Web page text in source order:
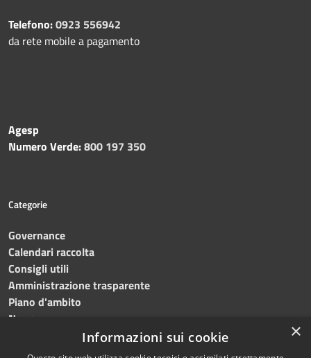
Telefono:0923 556942
da rete mobile a pagamento
Agesp
Numero Verde:800 197 350
Categorie
Governance
Calendari raccolta
Consigli utili
Amministrazione trasparente
Piano d'ambito
News
×
Informazioni sui cookie